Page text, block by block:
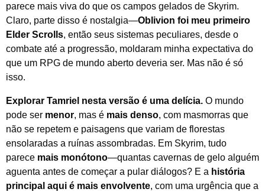
parece mais viva do que os campos gelados de Skyrim.
Claro, parte disso é nostalgia—Oblivion foi meu primeiro
Elder Scrolls, então seus sistemas peculiares, desde o
combate até a progressão, moldaram minha expectativa do
que um RPG de mundo aberto deveria ser. Mas não é só
isso.
Explorar Tamriel nesta versão é uma delícia. O mundo
pode ser menor, mas é mais denso, com masmorras que
não se repetem e paisagens que variam de florestas
ensolaradas a ruínas assombradas. Em Skyrim, tudo
parece mais monótono—quantas cavernas de gelo alguém
aguenta antes de começar a pular diálogos? E a história
principal aqui é mais envolvente, com uma urgência que a